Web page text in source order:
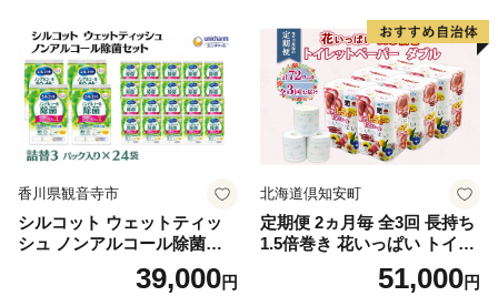
泡石鹸 石鹸 兵庫 兵庫県 小野
香川県観音寺市
シルコット ウェットティッ
シュ ノンアルコール除菌詰
替（43枚×3P）×24袋 日用品
おもちゃ 拭き取り 手拭き 外
39,000円
北海道倶知安町
定期便 2ヵ月毎 全3回 長持ち
1.5倍巻き 花いっぱい トイレ
ットペーパー ダブル 45ｍ 計
72ロール 全18種 花柄 プリン
51,000円